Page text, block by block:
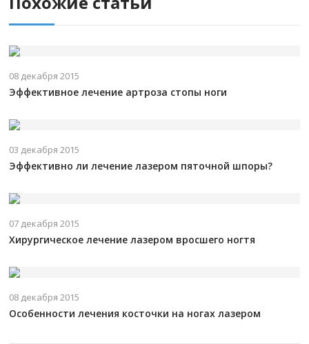
08 декабря 2015
Эффективное лечение артроза стопы ноги
03 декабря 2015
Эффективно ли лечение лазером пяточной шпоры?
07 декабря 2015
Хирургическое лечение лазером вросшего ногтя
08 декабря 2015
Особенности лечения косточки на ногах лазером